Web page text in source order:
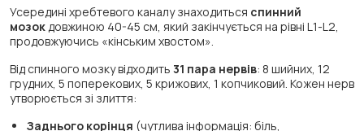
Усередині хребтевого каналу знаходиться спинний
мозок довжиною 40-45 см, який закінчується на рівні L1-L2,
продовжуючись «кінським хвостом».
Від спинного мозку відходить 31 пара нервів: 8 шийних, 12
грудних, 5 поперекових, 5 крижових, 1 копчиковий. Кожен нерв
утворюється зі злиття:
Заднього корінця (чутлива інформація: біль,